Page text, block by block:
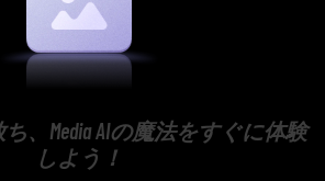
、Media AIの魔法をすぐに体験
しよう！